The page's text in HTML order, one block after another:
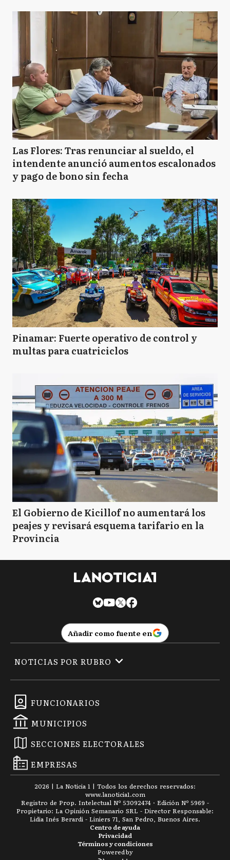
Las Flores: Tras renunciar al sueldo, el
intendente anunció aumentos escalonados
y pago de bono sin fecha
Pinamar: Fuerte operativo de control y
multas para cuatriciclos
El Gobierno de Kicillof no aumentará los
peajes y revisará esquema tarifario en la
Provincia
Añadir como fuente en
FUNCIONARIOS
MUNICIPIOS
SECCIONES ELECTORALES
EMPRESAS
NOTICIAS POR RUBRO
2026 | La Noticia 1 | Todos los derechos reservados:
www.lanoticia1.com
Registro de Prop. Intelectual Nº 53092474 · Edición Nº 5969 -
Propietario: La Opinión Semanario SRL - Director Responsable:
Lidia Inés Berardi - Liniers 71, San Pedro, Buenos Aires.
Términos y condiciones
Privacidad
Centro de ayuda
Powered by